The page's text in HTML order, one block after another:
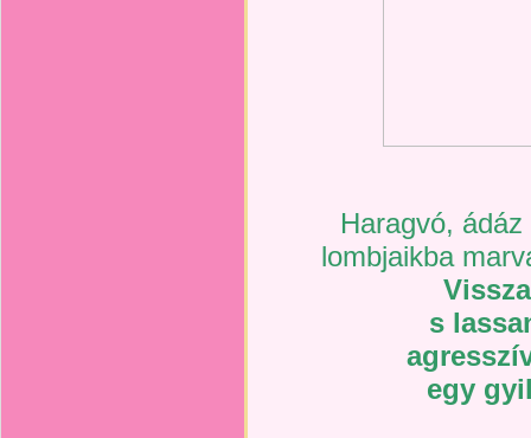
Haragvó,
lombjaikba
s
egy